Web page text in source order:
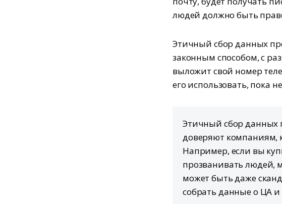
людей должно быть
Этичный сбор данных
законным способом, с
выложит свой номер
его использовать, пока
Этичный сбор данных
доверяют компаниям,
Например, если вы
прозванивать людей,
может быть даже
собрать данные о ЦА и